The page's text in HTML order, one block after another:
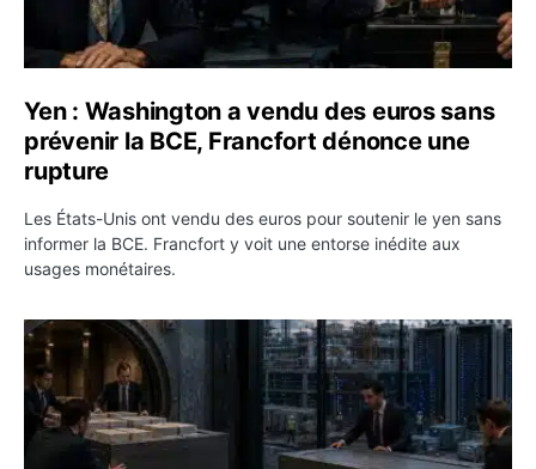
Yen : Washington a vendu des euros sans
prévenir la BCE, Francfort dénonce une
rupture
Les États-Unis ont vendu des euros pour soutenir le yen sans
informer la BCE. Francfort y voit une entorse inédite aux
usages monétaires.
Jane Street négocie le transfert de 11 milliards de